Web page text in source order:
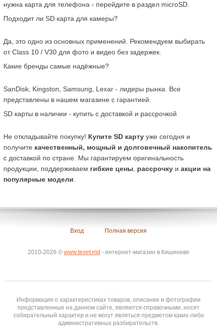
нужна карта для телефона - перейдите в раздел microSD.
Подходит ли SD карта для камеры?
Да, это одно из основных применений. Рекомендуем выбирать
от Class 10 / V30 для фото и видео без задержек.
Какие бренды самые надёжные?
SanDisk, Kingston, Samsung, Lexar - лидеры рынка. Все
представлены в нашем магазине с гарантией.
SD карты в наличии - купить с доставкой и рассрочкой
Не откладывайте покупку! Купите SD карту уже сегодня и
получите качественный, мощный и долговечный накопитель
с доставкой по стране. Мы гарантируем оригинальность
продукции, поддерживаем гибкие цены рассрочку и акции на
популярные модели
Вход Полная версия
2010-2026 © www.texet.md - интернет-магазин в Кишиневе
Информация о характеристиках товаров, описание и фотографии
представленные на данном сайте, являются справочными, носят
собирательный характер и не могут являться предметом каких-либо
административных разбирательств.